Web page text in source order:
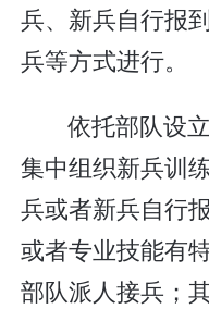
兵、新兵自行报
兵等方式进行。
依托部队设
集中组织新兵训
兵或者新兵自行
或者专业技能有
部队派人接兵；